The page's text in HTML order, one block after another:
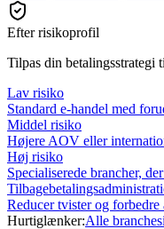
Efter risikoprofil
Tilpas din betalingsstrategi
Lav risiko
Standard e-handel med
Middel risiko
Højere AOV eller
Høj risiko
Specialiserede brancher,
Reducer tvister og forbedre
Hurtiglænker:Alle